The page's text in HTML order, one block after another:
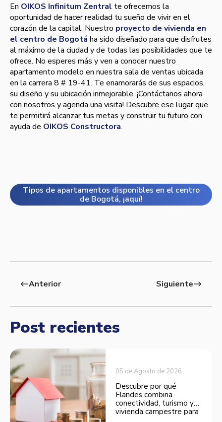
En OIKOS Infinitum Zentral te ofrecemos la
oportunidad de hacer realidad tu sueño de vivir en el
corazón de la capital. Nuestro proyecto de vivienda en
el centro de Bogotá ha sido diseñado para que disfrutes
al máximo de la ciudad y de todas las posibilidades que te
ofrece. No esperes más y ven a conocer nuestro
apartamento modelo en nuestra sala de ventas ubicada
en la carrera 8 # 19-41. Te enamorarás de sus espacios,
su diseño y su ubicación inmejorable. ¡Contáctanos ahora
con nosotros y agenda una visita! Descubre ese lugar que
te permitirá alcanzar tus metas y construir tu futuro con
ayuda de OIKOS Constructora.
Tipos de apartamentos disponibles en el centro
de Bogotá, ¡aquí!
westAnterior Siguienteeast
Post recientes
05 de Agosto de 2026
Descubre por qué
Flandes combina
conectividad, turismo y
vivienda campestre para